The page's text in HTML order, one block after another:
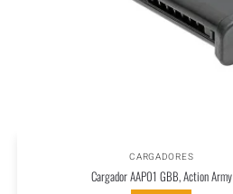
CARGADORES
Cargador AAP01 GBB, Action Army